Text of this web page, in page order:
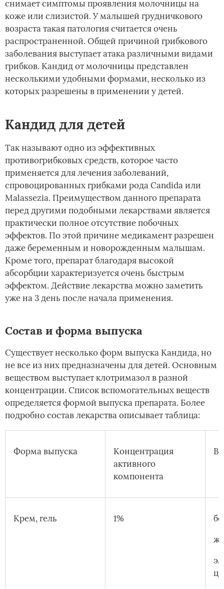
снимает симптомы проявления молочницы на
коже или слизистой. У малышей грудничкового
возраста такая патология считается очень
распространенной. Общей причиной грибкового
заболевания выступает атака различными видами
грибков. Кандид от молочницы представлен
несколькими удобными формами, несколько из
которых разрешены в применении у детей.
Кандид для детей
Так называют одно из эффективных
противогрибковых средств, которое часто
применяется для лечения заболеваний,
спровоцированных грибками рода Candida или
Malassezia. Преимуществом данного препарата
перед другими подобными лекарствами является
практически полное отсутствие побочных
эффектов. По этой причине медикамент разрешен
даже беременным и новорожденным малышам.
Кроме того, препарат благодаря высокой
абсорбции характеризуется очень быстрым
эффектом. Действие лекарства можно заметить
уже на 3 день после начала применения.
Состав и форма выпуска
Существует несколько форм выпуска Кандида, но
не все из них предназначены для детей. Основным
веществом выступает клотримазол в разной
концентрации. Список вспомогательных веществ
определяется формой выпуска препарата. Более
подробно состав лекарства описывает таблица:
Форма выпуска
Концентрация
активного
компонента
Крем, гель 1%